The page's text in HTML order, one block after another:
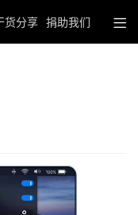
货分享 捐助我们